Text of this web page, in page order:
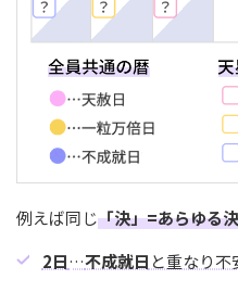
例えば同じ「決」=あらゆる
2日…不成就日 と重なり不